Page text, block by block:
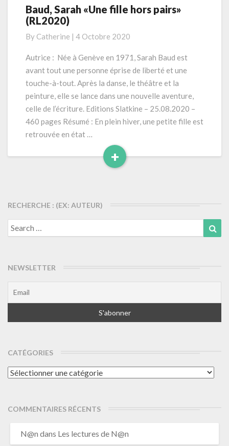
Baud,
Sarah
fille
hors
(RL2020)
Baud, Sarah «Une fille hors pairs»
(RL2020)
By Catherine | 4 Octobre 2020
Autrice : Née à Genève en 1971, Sarah Baud est
avant tout une personne éprise de liberté et une
touche-à-tout. Après la danse, le théâtre et la
peinture, elle se lance dans une nouvelle aventure,
celle de l’écriture. Editions Slatkine – 25.08.2020 –
460 pages Résumé : En plein hiver, une petite fille est
retrouvée en état …
+
Read
RECHERCHE : (EX: AUTEUR)
Search
for:
NEWSLETTER
CATÉGORIES
Catégories
COMMENTAIRES RÉCENTS
N@n dans Les lectures de N@n